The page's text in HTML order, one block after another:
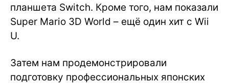
планшета Switch. Кроме того, нам показали
Super Mario 3D World – ещё один хит с Wii
U.
Затем нам продемонстрировали
подготовку профессиональных японских